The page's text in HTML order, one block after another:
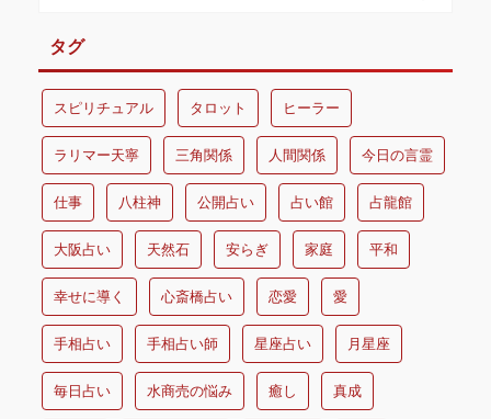
タグ
スピリチュアル タロット ヒーラー
ラリマー天寧 三角関係 人間関係 今日の言霊
仕事 八柱神 公開占い 占い館 占龍館
大阪占い 天然石 安らぎ 家庭 平和
幸せに導く 心斎橋占い 恋愛 愛
手相占い 手相占い師 星座占い 月星座
毎日占い 水商売の悩み 癒し 真成